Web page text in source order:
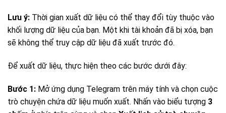
Lưu ý: Thời gian xuất dữ liệu có thể thay đổi tùy thuộc vào
khối lượng dữ liệu của bạn. Một khi tài khoản đã bị xóa, bạn
sẽ không thể truy cập dữ liệu đã xuất trước đó.
Để xuất dữ liệu, thực hiện theo các bước dưới đây:
Bước 1: Mở ứng dụng Telegram trên máy tính và chọn cuộc
trò chuyện chứa dữ liệu muốn xuất. Nhấn vào biểu tượng 3